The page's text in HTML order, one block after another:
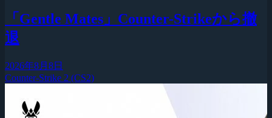
「Gentle Mates」Counter-Strikeから撤
退
2026年8月8日
Counter-Strike 2 (CS2)